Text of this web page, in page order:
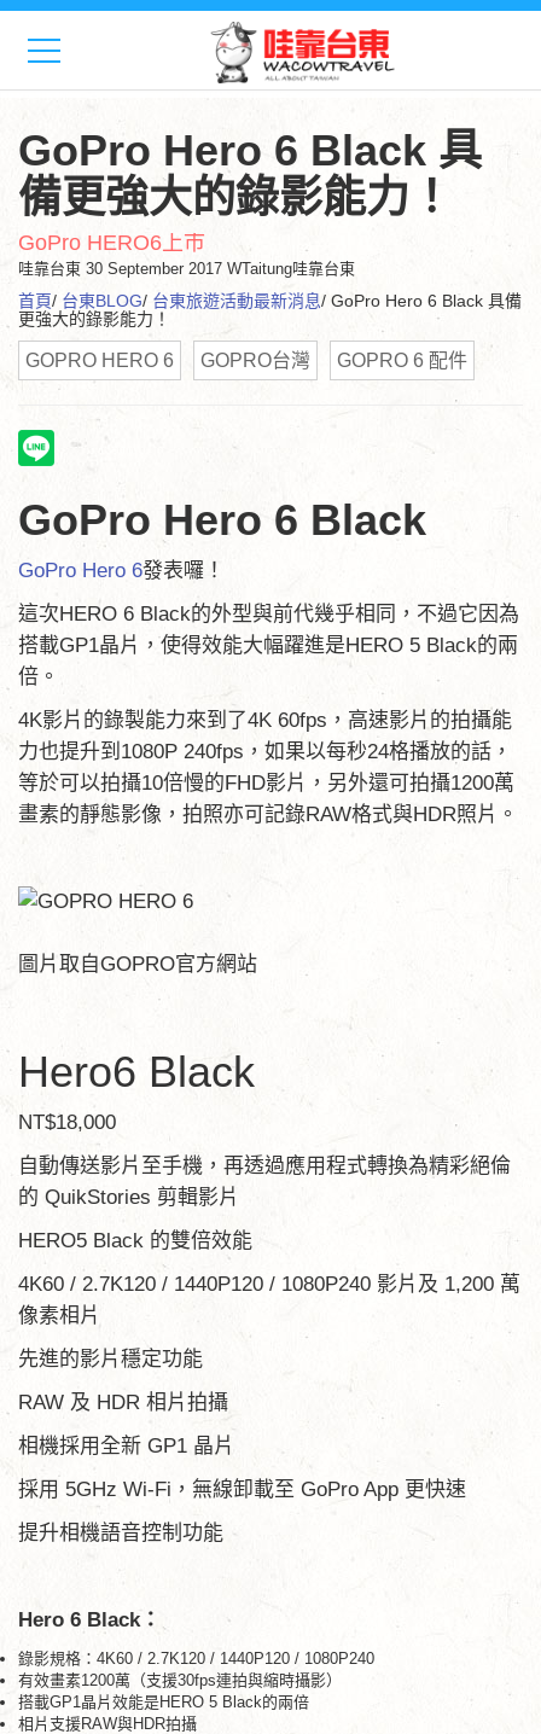
GoPro Hero 6 Black 具
備更強大的錄影能力！
GoPro HERO6上市
哇靠台東 30 September 2017 WTaitung哇靠台東
首頁/ 台東BLOG/ 台東旅遊活動最新消息/ GoPro Hero 6 Black 具備
更強大的錄影能力！
GOPRO HERO 6 GOPRO台灣 GOPRO 6 配件
GoPro Hero 6 Black
GoPro Hero 6發表囉！
這次HERO 6 Black的外型與前代幾乎相同，不過它因為
搭載GP1晶片，使得效能大幅躍進是HERO 5 Black的兩
倍。
4K影片的錄製能力來到了4K 60fps，高速影片的拍攝能
力也提升到1080P 240fps，如果以每秒24格播放的話，
等於可以拍攝10倍慢的FHD影片，另外還可拍攝1200萬
畫素的靜態影像，拍照亦可記錄RAW格式與HDR照片。
圖片取自GOPRO官方網站
Hero6 Black
NT$18,000
自動傳送影片至手機，再透過應用程式轉換為精彩絕倫
的 QuikStories 剪輯影片
HERO5 Black 的雙倍效能
4K60 / 2.7K120 / 1440P120 / 1080P240 影片及 1,200 萬
像素相片
先進的影片穩定功能
RAW 及 HDR 相片拍攝
相機採用全新 GP1 晶片
採用 5GHz Wi-Fi，無線卸載至 GoPro App 更快速
提升相機語音控制功能
Hero 6 Black：
錄影規格：4K60 / 2.7K120 / 1440P120 / 1080P240
有效畫素1200萬（支援30fps連拍與縮時攝影）
搭載GP1晶片效能是HERO 5 Black的兩倍
相片支援RAW與HDR拍攝